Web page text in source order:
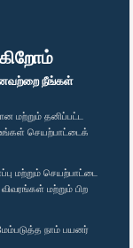
நீங்கள்
மற்றும் தனிப்பட்ட
செயற்பாட்டைக்
மற்றும் செயற்பாட்டை
மற்றும் பிற
நாம் பயனர்